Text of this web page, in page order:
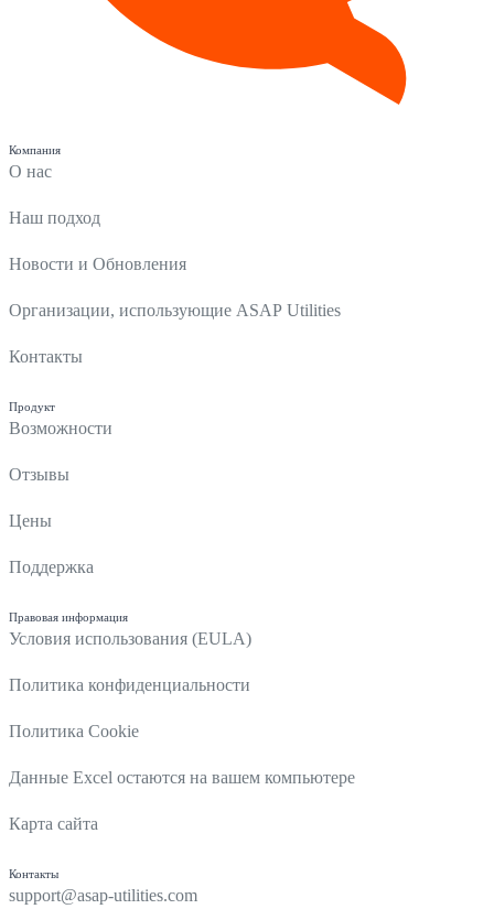
Компания
О нас
Наш подход
Новости и Обновления
Организации, использующие ASAP Utilities
Контакты
Продукт
Возможности
Отзывы
Цены
Поддержка
Правовая информация
Условия использования (EULA)
Политика конфиденциальности
Политика Cookie
Данные Excel остаются на вашем компьютере
Карта сайта
Контакты
support@asap-utilities.com